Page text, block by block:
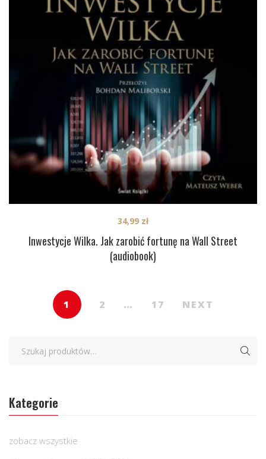
Inwestycje Wilka. Jak zarobić fortunę na Wall Street
(audiobook)
34,99 zł
1 2 … 17 NEXT
Kategorie
zobacz wszystkie